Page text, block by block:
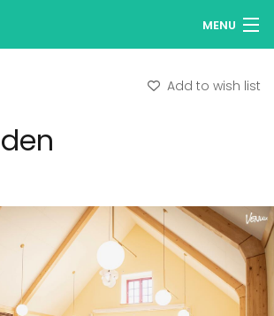
MENU
Add your venue
Add to wish list